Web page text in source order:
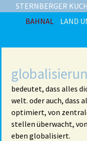
STERNBERGER
BAHNAL
LAND
bedeutet, dass alles
welt. oder auch, dass
optimiert, von
stellen überwacht,
eben globalisiert.